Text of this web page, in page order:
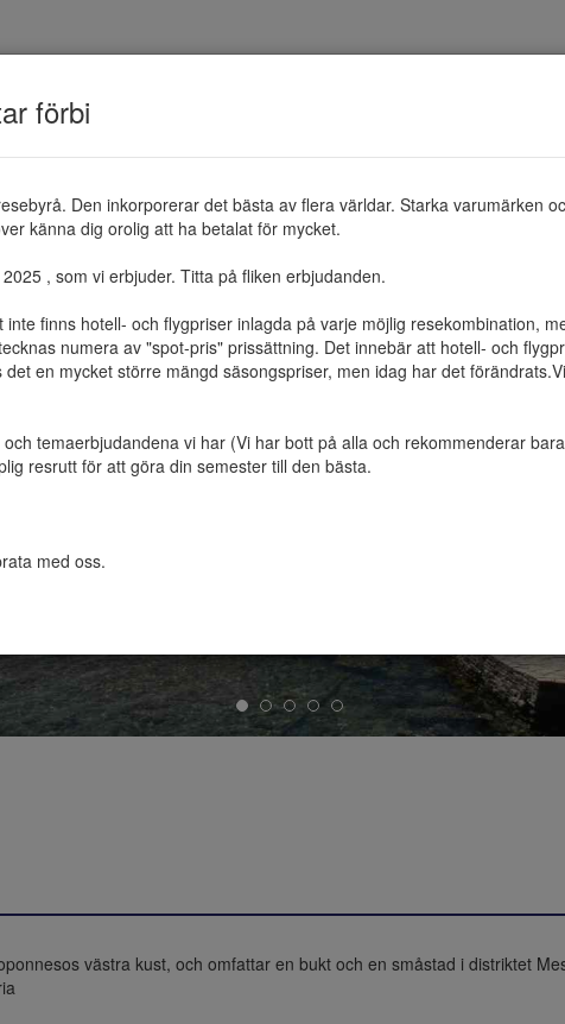
förbi
Den inkorporerar det bästa av flera världar. Starka varumärken
känna dig orolig att ha betalat för mycket.
, som vi erbjuder. Titta på fliken erbjudanden.
finns hotell- och flygpriser inlagda på varje möjlig resekombination,
numera av "spot-pris" prissättning. Det innebär att hotell- och
en mycket större mängd säsongspriser, men idag har det
temaerbjudandena vi har (Vi har bott på alla och rekommenderar
resrutt för att göra din semester till den bästa.
med oss.
västra kust, och omfattar en bukt och en småstad i distriktet